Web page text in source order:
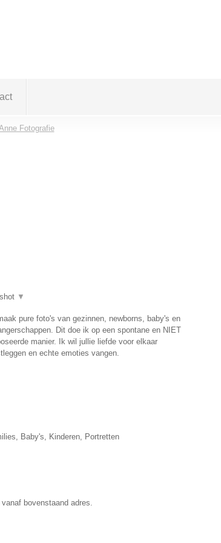
Fotografie
▼
pure foto's van gezinnen, newborns, baby's en
Dit doe ik op een spontane en NIET
manier. Ik wil jullie liefde voor elkaar
en echte emoties vangen.
Baby's, Kinderen, Portretten
bovenstaand adres.